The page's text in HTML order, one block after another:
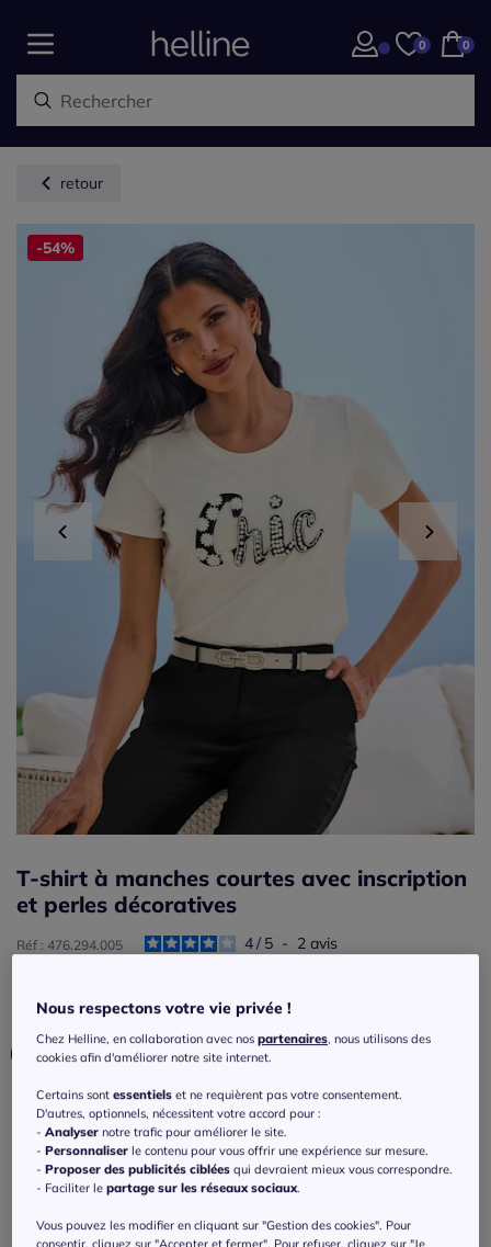
0 0
retour
-54%
T-shirt à manches courtes avec inscription
et perles décoratives
Réf : 476.294.005 4/ 5 - 2 avis
Couleur :écru
Taille :
Veuillez sélectionner une taille
36 - En stock
Réduction :
-54%
Nous respectons votre vie privée !
Chez Helline, en collaboration avec nospartenaires , nous utilisons des
cookies afin d'améliorer notre site internet.
Certains sontessentiels et ne requièrent pas votre consentement.
D'autres, optionnels, nécessitent votre accord pour :
-Analyser notre trafic pour améliorer le site.
-Personnaliser le contenu pour vous offrir une expérience sur mesure.
-Proposer des publicités ciblées qui devraient mieux vous correspondre.
- Faciliter lepartage sur les réseaux sociaux
Vous pouvez les modifier en cliquant sur "Gestion des cookies". Pour
consentir, cliquez sur "Accepter et fermer". Pour refuser, cliquez sur "Je